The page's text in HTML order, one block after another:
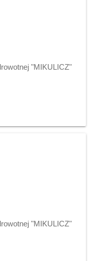
"MIKULICZ"
"MIKULICZ"